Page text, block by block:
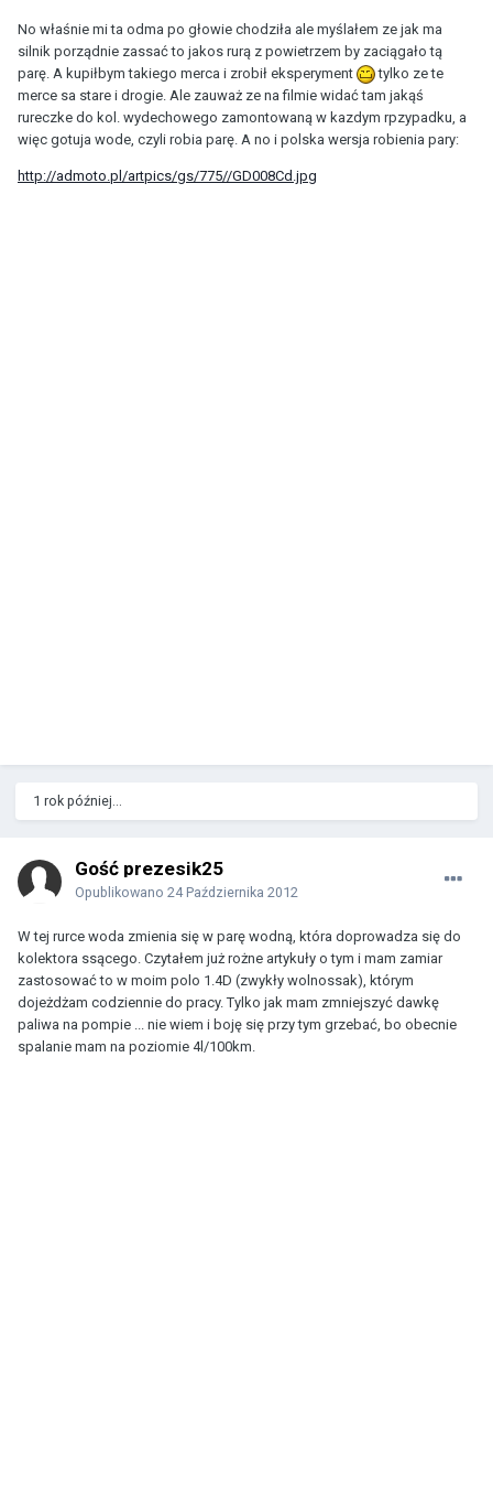
No właśnie mi ta odma po głowie chodziła ale myślałem ze jak ma
silnik porządnie zassać to jakos rurą z powietrzem by zaciągało tą
parę. A kupiłbym takiego merca i zrobił eksperyment
tylko ze te
merce sa stare i drogie. Ale zauważ ze na filmie widać tam jakąś
rureczke do kol. wydechowego zamontowaną w kazdym rpzypadku, a
więc gotuja wode, czyli robia parę. A no i polska wersja robienia pary:
http://admoto.pl/artpics/gs/775//GD008Cd.jpg
1 rok później...
Gość prezesik25
Opublikowano 24 Października 2012
W tej rurce woda zmienia się w parę wodną, która doprowadza się do
kolektora ssącego. Czytałem już rożne artykuły o tym i mam zamiar
zastosować to w moim polo 1.4D (zwykły wolnossak), którym
dojeżdżam codziennie do pracy. Tylko jak mam zmniejszyć dawkę
paliwa na pompie ... nie wiem i boję się przy tym grzebać, bo obecnie
spalanie mam na poziomie 4l/100km.